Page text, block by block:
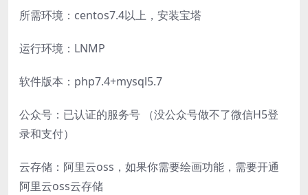
所需环境：centos7.4以上，安装宝塔
运行环境：LNMP
软件版本：php7.4+mysql5.7
公众号：已认证的服务号 （没公众号做不了微信H5登
录和支付）
云存储：阿里云oss，如果你需要绘画功能，需要开通
阿里云oss云存储